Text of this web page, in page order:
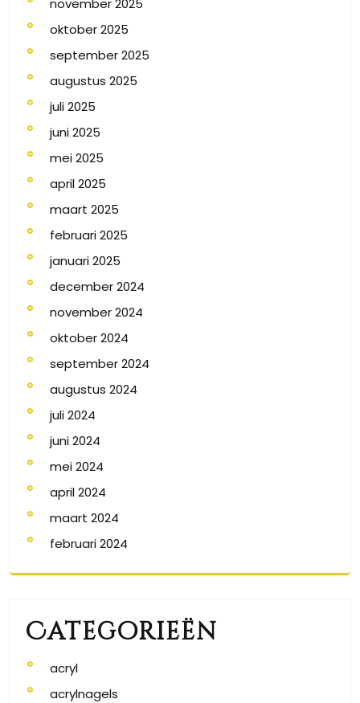
november 2025
oktober 2025
september 2025
augustus 2025
juli 2025
juni 2025
mei 2025
april 2025
maart 2025
februari 2025
januari 2025
december 2024
november 2024
oktober 2024
september 2024
augustus 2024
juli 2024
juni 2024
mei 2024
april 2024
maart 2024
februari 2024
Categorieën
acryl
acrylnagels